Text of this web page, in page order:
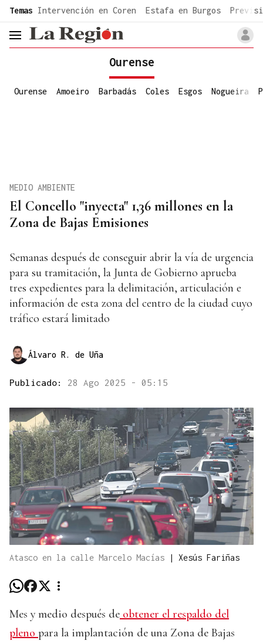
common.go-to-content
Temas Intervención en Coren Estafa en Burgos
header.menu.open
Ourense
Ourense Amoeiro Barbadás Coles Esgos Nogueira
El Concello "inyecta" 1,36 millones en la
Zona de Bajas Emisiones
MEDIO AMBIENTE
Semanas después de conseguir abrir la vía de urgencia
para su tramitación, la Junta de Gobierno aprueba
tres expedientes para la delimitación, articulación e
información de esta zona del centro de la ciudad cuyo
tráfico estará limitado
Álvaro R. de Uña
Publicado: 28 Ago 2025 - 05:15
Atasco en la calle Marcelo Macías | Xesús Fariñas
Mes y medio después de obtener el respaldo del
pleno para la implantación de una Zona de Bajas